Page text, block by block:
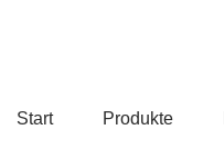
Start Produkte